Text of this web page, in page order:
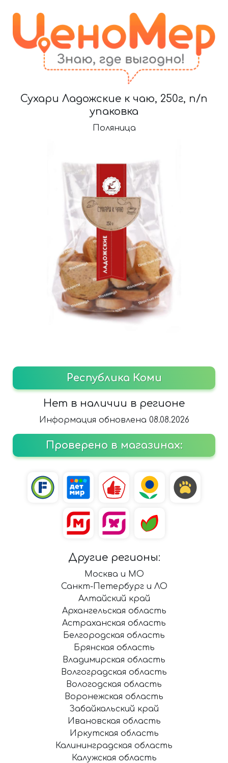
Сухари Ладожские к чаю, 250г, п/п
упаковка
Поляница
Республика Коми
Нет в наличии в регионе
Информация обновлена 08.08.2026
Проверено в магазинах:
Другие регионы:
Москва и МО
Санкт-Петербург и ЛО
Алтайский край
Архангельская область
Астраханская область
Белгородская область
Брянская область
Владимирская область
Волгоградская область
Вологодская область
Воронежская область
Забайкальский край
Ивановская область
Иркутская область
Калининградская область
Калужская область